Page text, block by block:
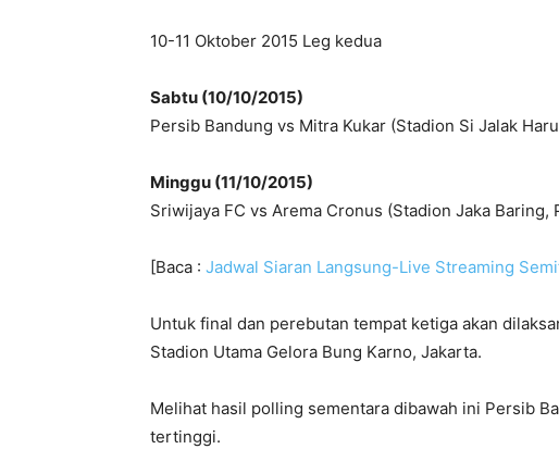
10-11 Oktober 2015 Leg kedua
Sabtu (10/10/2015)
Persib Bandung vs Mitra Kukar (Stadion Si Jalak
Minggu (11/10/2015)
Sriwijaya FC vs Arema Cronus (Stadion Jaka Baring,
[Baca : Jadwal Siaran Langsung-Live Streaming
Untuk final dan perebutan tempat ketiga akan
Stadion Utama Gelora Bung Karno, Jakarta.
Melihat hasil polling sementara dibawah ini Persib
tertinggi.